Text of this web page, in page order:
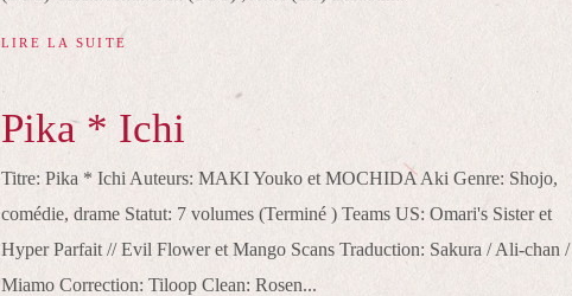
LIRE LA SUITE
Pika * Ichi
Titre: Pika * Ichi Auteurs: MAKI Youko et MOCHIDA Aki Genre: Shojo,
comédie, drame Statut: 7 volumes (Terminé ) Teams US: Omari's Sister et
Hyper Parfait // Evil Flower et Mango Scans Traduction: Sakura / Ali-chan /
Miamo Correction: Tiloop Clean: Rosen...